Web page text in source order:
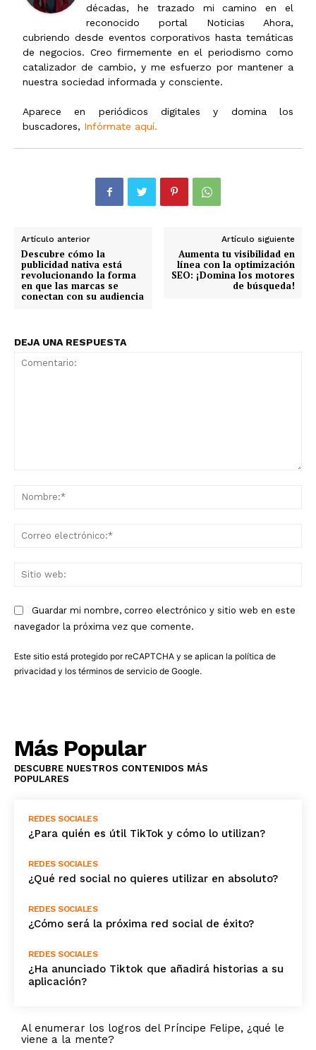
décadas, he trazado mi camino en el
reconocido portal Noticias Ahora,
cubriendo desde eventos corporativos hasta temáticas
de negocios. Creo firmemente en el periodismo como
catalizador de cambio, y me esfuerzo por mantener a
nuestra sociedad informada y consciente.
Aparece en periódicos digitales y domina los
buscadores, Infórmate aquí.
Artículo anterior
Descubre cómo la
publicidad nativa está
revolucionando la forma
en que las marcas se
conectan con su audiencia
Artículo siguiente
Aumenta tu visibilidad en
línea con la optimización
SEO: ¡Domina los motores
de búsqueda!
DEJA UNA RESPUESTA
Guardar mi nombre, correo electrónico y sitio web en este
navegador la próxima vez que comente.
Este sitio está protegido por reCAPTCHA y se aplican la política de
privacidad y los términos de servicio de Google.
Más Popular
DESCUBRE NUESTROS CONTENIDOS MÁS
POPULARES
REDES SOCIALES
¿Para quién es útil TikTok y cómo lo utilizan?
REDES SOCIALES
¿Qué red social no quieres utilizar en absoluto?
REDES SOCIALES
¿Cómo será la próxima red social de éxito?
REDES SOCIALES
¿Ha anunciado Tiktok que añadirá historias a su
aplicación?
Al enumerar los logros del Príncipe Felipe, ¿qué le
viene a la mente?